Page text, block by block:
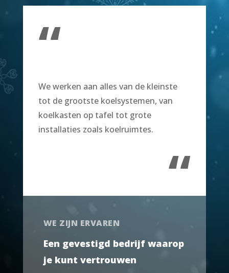
“
We werken aan alles van de kleinste
tot de grootste koelsystemen, van
koelkasten op tafel tot grote
installaties zoals koelruimtes.
“
WE ZIJN ERVAREN
Een gevestigd bedrijf waarop
je kunt vertrouwen